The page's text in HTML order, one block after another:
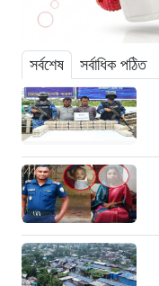
সর্বশেষ সর্বাধিক পঠিত